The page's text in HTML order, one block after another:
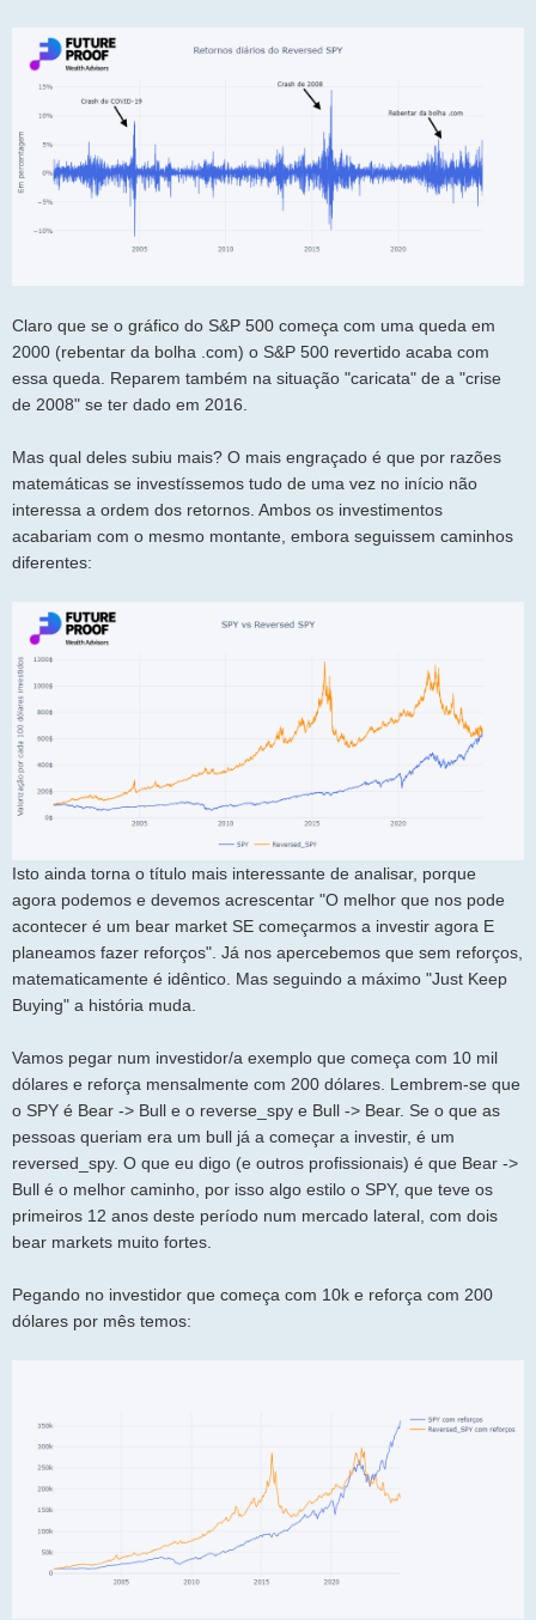
Claro que se o gráfico do S&P 500 começa com uma queda em
2000 (rebentar da bolha .com) o S&P 500 revertido acaba com
essa queda. Reparem também na situação "caricata" de a "crise
de 2008" se ter dado em 2016.
Mas qual deles subiu mais? O mais engraçado é que por razões
matemáticas se investíssemos tudo de uma vez no início não
interessa a ordem dos retornos. Ambos os investimentos
acabariam com o mesmo montante, embora seguissem caminhos
diferentes:
Isto ainda torna o título mais interessante de analisar, porque
agora podemos e devemos acrescentar "O melhor que nos pode
acontecer é um bear market SE começarmos a investir agora E
planeamos fazer reforços". Já nos apercebemos que sem reforços,
matematicamente é idêntico. Mas seguindo a máximo "Just Keep
Buying" a história muda.
Vamos pegar num investidor/a exemplo que começa com 10 mil
dólares e reforça mensalmente com 200 dólares. Lembrem-se que
o SPY é Bear -> Bull e o reverse_spy e Bull -> Bear. Se o que as
pessoas queriam era um bull já a começar a investir, é um
reversed_spy. O que eu digo (e outros profissionais) é que Bear ->
Bull é o melhor caminho, por isso algo estilo o SPY, que teve os
primeiros 12 anos deste período num mercado lateral, com dois
bear markets muito fortes.
Pegando no investidor que começa com 10k e reforça com 200
dólares por mês temos: